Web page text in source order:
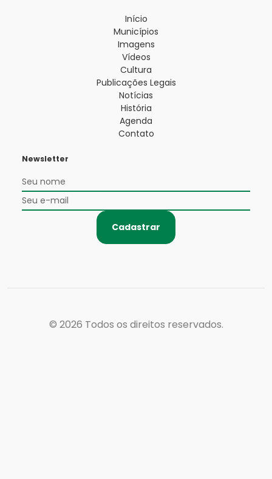
Início
Municípios
Imagens
Vídeos
Cultura
Publicações Legais
Notícias
História
Agenda
Contato
Newsletter
Cadastrar
© 2026 Todos os direitos reservados.